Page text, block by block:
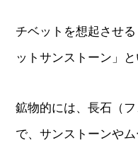
チベットを想起させ
ットサンストーン」
鉱物的には、長石（
で、サンストーンや